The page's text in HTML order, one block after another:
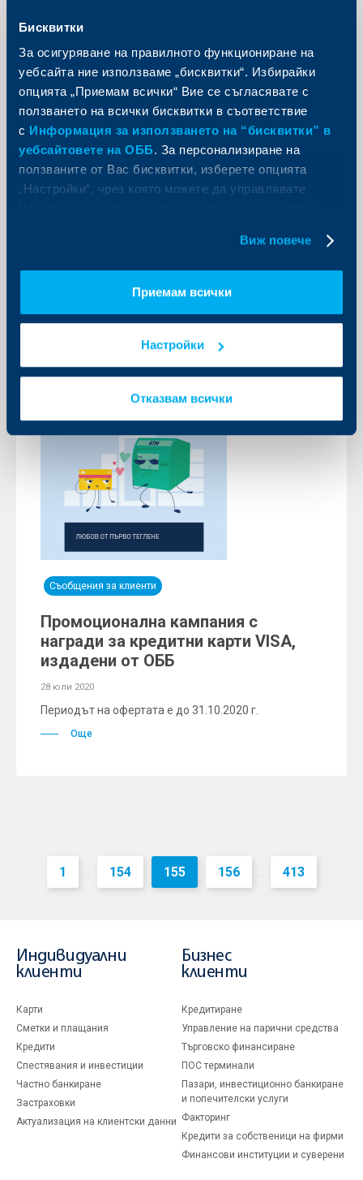
Бисквитки
За осигуряване на правилното функциониране на
уебсайта ние използваме „бисквитки“. Избирайки
опцията „Приемам всички“ Вие се съгласявате с
ползването на всички бисквитки в съответствие
с Информация за използването на “бисквитки” в
уебсайтовете на ОББ. За персонализиране на
ползваните от Вас бисквитки, изберете опцията
„Настройки“, чрез която можете да управлявате
Виж повече
Приемам всички
Настройки
Отказвам всички
Още
ЕБВР и ЕС предоставят 40 млн.
евро гаранция на Райфайзенбанк
Европейската банка за възстановяване и развитие
и Европейският съюз засилват подкрепата си за
сектора на водоснабдяването в България.
Съобщения за клиенти
Промоционална кампания с
награди за кредитни карти VISA,
издадени от ОББ
28 юли 2020
Периодът на офертата е до 31.10.2020 г.
Още
1 ... 154 155 156 ... 413
Индивидуални
клиенти
Карти
Сметки и плащания
Кредити
Спестявания и инвестиции
Частно банкиране
Застраховки
Актуализация на клиентски данни
Бизнес
клиенти
Кредитиране
Управление на парични средства
Търговско финансиране
ПОС терминали
Пазари, инвестиционно банкиране
и попечителски услуги
Факторинг
Кредити за собственици на фирми
Финансови институции и суверени